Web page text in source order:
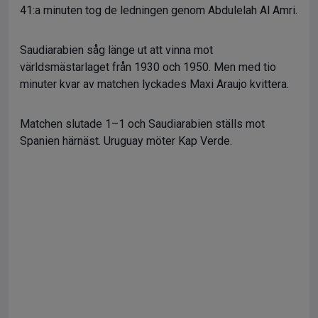
41:a minuten tog de ledningen genom Abdulelah Al Amri.
Saudiarabien såg länge ut att vinna mot
världsmästarlaget från 1930 och 1950. Men med tio
minuter kvar av matchen lyckades Maxi Araujo kvittera.
Matchen slutade 1–1 och Saudiarabien ställs mot
Spanien härnäst. Uruguay möter Kap Verde.